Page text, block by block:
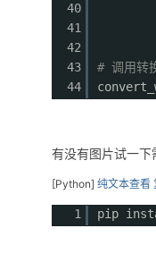
40
41
42
43
44
# 调用转
有没有图片试一下
[Python] 纯文本查看
1 pip